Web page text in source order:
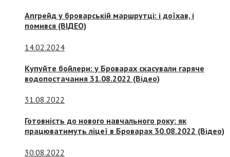
Апгрейд у броварській маршрутці: і доїхав, і
помився (ВІДЕО)
14.02.2024
Купуйте бойлери: у Броварах скасували гаряче
водопостачання 31.08.2022 (Відео)
31.08.2022
Готовність до нового навчального року: як
працюватимуть ліцеї в Броварах 30.08.2022 (Відео)
30.08.2022